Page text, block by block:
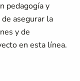
pedagogía y
asegurar la
y de
en esta línea.